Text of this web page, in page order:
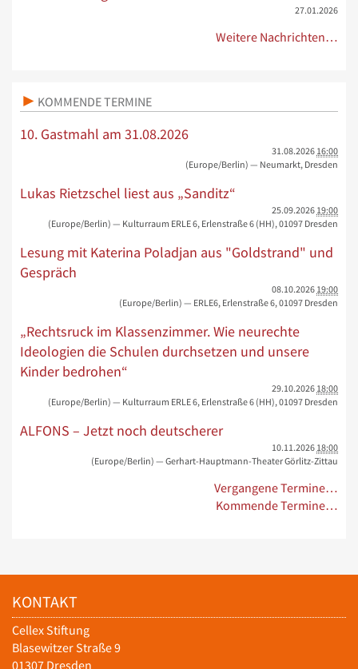
27.01.2026
Weitere Nachrichten…
KOMMENDE TERMINE
10. Gastmahl am 31.08.2026
31.08.2026 16:00
(Europe/Berlin) — Neumarkt, Dresden
Lukas Rietzschel liest aus „Sanditz“
25.09.2026 19:00
(Europe/Berlin) — Kulturraum ERLE 6, Erlenstraße 6 (HH), 01097 Dresden
Lesung mit Katerina Poladjan aus "Goldstrand" und
Gespräch
08.10.2026 19:00
(Europe/Berlin) — ERLE6, Erlenstraße 6, 01097 Dresden
„Rechtsruck im Klassenzimmer. Wie neurechte
Ideologien die Schulen durchsetzen und unsere
Kinder bedrohen“
29.10.2026 18:00
(Europe/Berlin) — Kulturraum ERLE 6, Erlenstraße 6 (HH), 01097 Dresden
ALFONS – Jetzt noch deutscherer
10.11.2026 18:00
(Europe/Berlin) — Gerhart-Hauptmann-Theater Görlitz-Zittau
Vergangene Termine…
Kommende Termine…
KONTAKT
Cellex Stiftung
Blasewitzer Straße 9
01307 Dresden